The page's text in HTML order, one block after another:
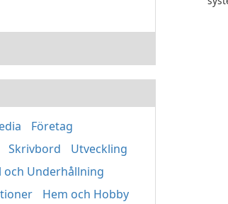
Företag
Skrivbord
Utveckling
och Underhållning
Hem och Hobby